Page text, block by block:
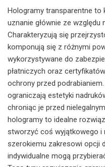
Hologramy transparentne to
uznanie głównie ze
Charakteryzują się
komponują się z różnymi
wykorzystywane do
płatniczych oraz
ochrony przed
ograniczają estetyki
chroniąc je przed
hologramy to idealne
stworzyć coś wyjątkowego i
szerokiemu zakresowi opcji
indywidualne mogą